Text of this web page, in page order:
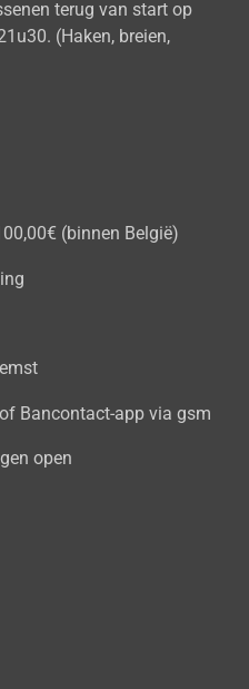
terug van start op
(Haken, breien,
(binnen België)
Bancontact-app via gsm
open